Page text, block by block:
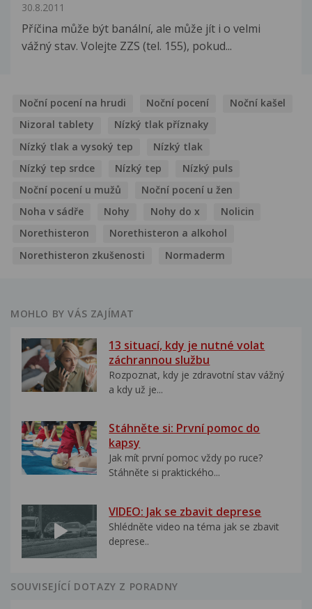
30.8.2011
Příčina může být banální, ale může jít i o velmi
vážný stav. Volejte ZZS (tel. 155), pokud...
Noční pocení na hrudi Noční pocení
Noční kašel
Nizoral tablety
Nízký tlak příznaky
Nízký tlak a vysoký tep
Nízký tlak
Nízký tep srdce
Nízký tep
Nízký puls
Noční pocení u mužů
Noční pocení u žen
Noha v sádře
Nohy Nohy do x
Nolicin
Norethisteron
Norethisteron a alkohol
Norethisteron zkušenosti
Normaderm
MOHLO BY VÁS ZAJÍMAT
13 situací, kdy je nutné volat
záchrannou službu
Rozpoznat, kdy je zdravotní stav vážný
a kdy už je...
Stáhněte si: První pomoc do
kapsy
Jak mít první pomoc vždy po ruce?
Stáhněte si praktického...
VIDEO: Jak se zbavit deprese
Shlédněte video na téma jak se zbavit
deprese..
SOUVISEJÍCÍ DOTAZY Z PORADNY